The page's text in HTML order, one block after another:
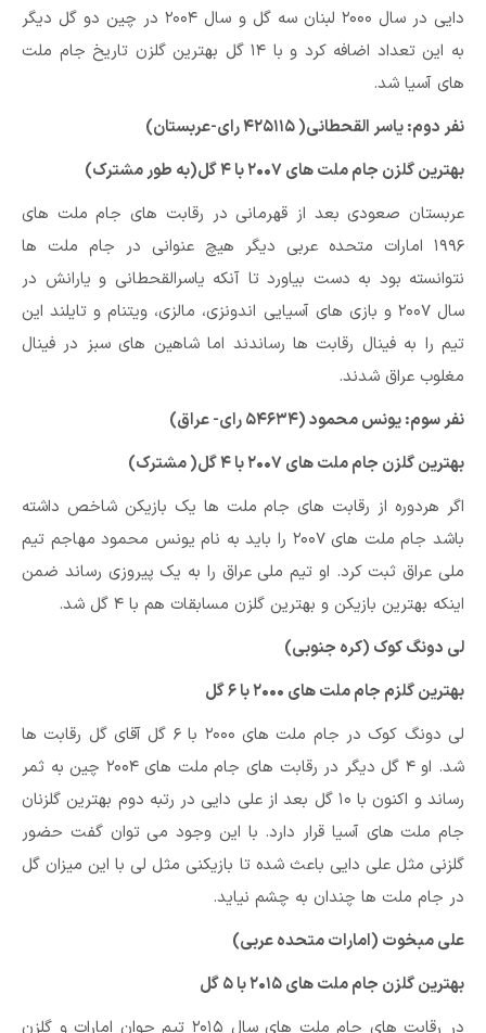
دایی در سال ۲۰۰۰ لبنان سه گل و سال ۲۰۰۴ در چین دو گل دیگر
به این تعداد اضافه کرد و با ۱۴ گل بهترین گلزن تاریخ جام ملت
های آسیا شد.
نفر دوم: یاسر القحطانی( ۴۲۵۱۱۵ رای-عربستان)
بهترین گلزن جام ملت های ۲۰۰۷ با ۴ گل(به طور مشترک)
عربستان صعودی بعد از قهرمانی در رقابت های جام ملت های
۱۹۹۶ امارات متحده عربی دیگر هیچ عنوانی در جام ملت ها
نتوانسته بود به دست بیاورد تا آنکه یاسرالقحطانی و یارانش در
سال ۲۰۰۷ و بازی های آسیایی اندونزی، مالزی، ویتنام و تایلند این
تیم را به فینال رقابت ها رساندند اما شاهین های سبز در فینال
مغلوب عراق شدند.
نفر سوم: یونس محمود (۵۴۶۳۴ رای- عراق)
بهترین گلزن جام ملت های ۲۰۰۷ با ۴ گل( مشترک)
اگر هردوره از رقابت های جام ملت ها یک بازیکن شاخص داشته
باشد جام ملت های ۲۰۰۷ را باید به نام یونس محمود مهاجم تیم
ملی عراق ثبت کرد. او تیم ملی عراق را به یک پیروزی رساند ضمن
اینکه بهترین بازیکن و بهترین گلزن مسابقات هم با ۴ گل شد.
لی دونگ کوک (کره جنوبی)
بهترین گلزم جام ملت های ۲۰۰۰ با ۶ گل
لی دونگ کوک در جام ملت های ۲۰۰۰ با ۶ گل آقای گل رقابت ها
شد. او ۴ گل دیگر در رقابت های جام ملت های ۲۰۰۴ چین به ثمر
رساند و اکنون با ۱۰ گل بعد از علی دایی در رتبه دوم بهترین گلزنان
جام ملت های آسیا قرار دارد. با این وجود می توان گفت حضور
گلزنی مثل علی دایی باعث شده تا بازیکنی مثل لی با این میزان گل
در جام ملت ها چندان به چشم نیاید.
علی مبخوت (امارات متحده عربی)
بهترین گلزن جام ملت های ۲۰۱۵ با ۵ گل
در رقابت های جام ملت های سال ۲۰۱۵ تیم جوان امارات و گلزن